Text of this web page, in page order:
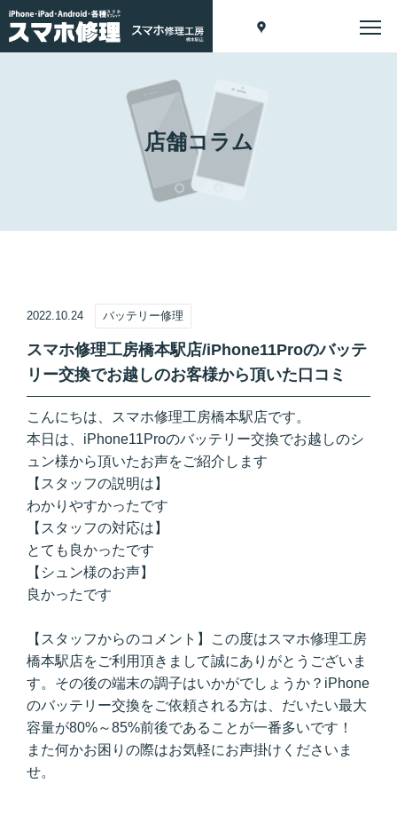
店舗コラム
2022.10.24 バッテリー修理
スマホ修理工房橋本駅店/iPhone11Proのバッテ
リー交換でお越しのお客様から頂いた口コミ
こんにちは、スマホ修理工房橋本駅店です。
本日は、iPhone11Proのバッテリー交換でお越しのシ
ュン様から頂いたお声をご紹介します
【スタッフの説明は】
わかりやすかったです
【スタッフの対応は】
とても良かったです
【シュン様のお声】
良かったです
【スタッフからのコメント】この度はスマホ修理工房
橋本駅店をご利用頂きまして誠にありがとうございま
す。その後の端末の調子はいかがでしょうか？iPhone
のバッテリー交換をご依頼される方は、だいたい最大
容量が80%～85%前後であることが一番多いです！
また何かお困りの際はお気軽にお声掛けくださいま
せ。